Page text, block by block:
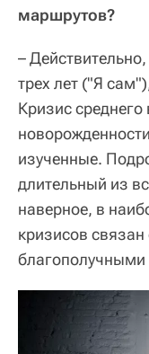
маршрутов?
–
трех лет ("Я
Кризис
изученные.
длительный из
наверное, в
кризисов